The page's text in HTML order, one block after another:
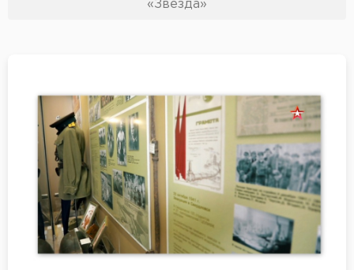
«Звезда»